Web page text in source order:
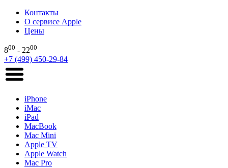
Контакты
О сервисе Apple
Цены
800 - 2200
+7 (499) 450-29-84
iPhone
iMac
iPad
MacBook
Mac Mini
Apple TV
Apple Watch
Mac Pro